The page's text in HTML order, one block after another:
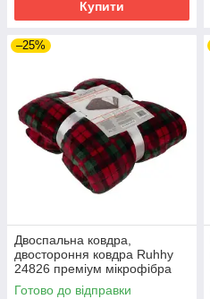
Купити
–25%
Двоспальна ковдра,
двостороння ковдра Ruhhy
24826 преміум мікрофібра
160х200
Готово до відправки